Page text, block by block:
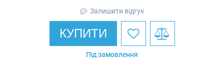
Залишити відгук
КУПИТИ
Під замовлення